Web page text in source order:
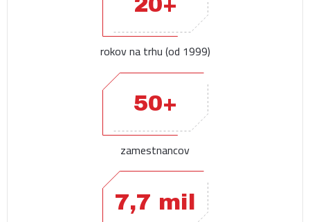
rokov na trhu (od 1999)
50+
zamestnancov
7,7 mil